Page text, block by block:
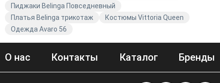
Пиджаки Belinga Повседневный
Платья Belinga трикотаж
Костюмы Vittoria Queen
Одежда Avaro 56
О нас Контакты Каталог Бренды